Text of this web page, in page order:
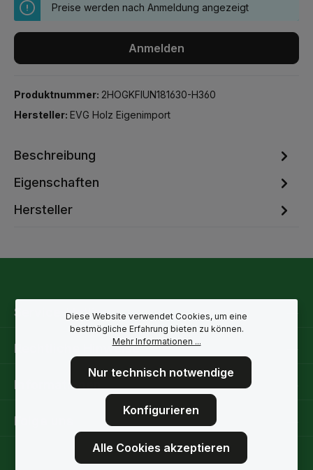
Preise werden nach Anmeldung angezeigt
Anmelden
Produktnummer: 2HOGKFIUN181630-H360
Hersteller: EVG Holz Eigenimport
Beschreibung
Eigenschaften
Hersteller
Service-Hotline
Rechtliche Hinweise
Informationen
Folge uns
Diese Website verwendet Cookies, um eine
bestmögliche Erfahrung bieten zu können.
Mehr Informationen ...
Nur technisch notwendige
Konfigurieren
Alle Cookies akzeptieren